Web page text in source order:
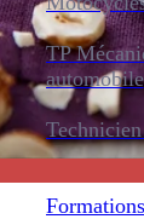
TP
automobile
Formations